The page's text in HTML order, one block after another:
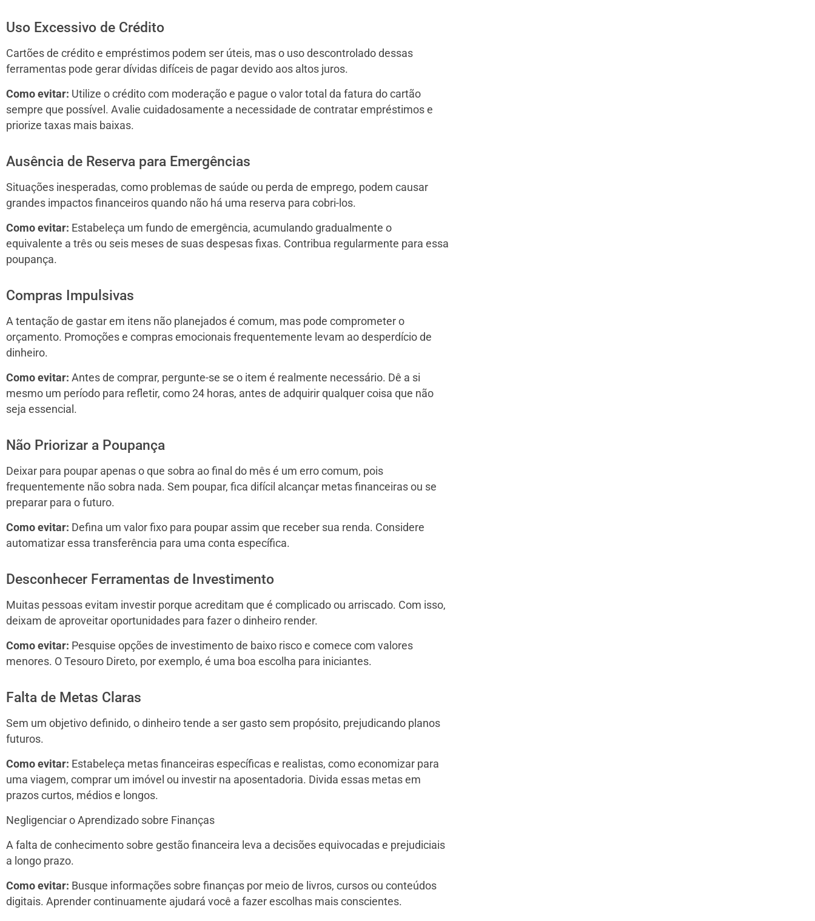
Uso Excessivo de Crédito
Cartões de crédito e empréstimos podem ser úteis, mas o uso descontrolado dessas
ferramentas pode gerar dívidas difíceis de pagar devido aos altos juros.
Como evitar: Utilize o crédito com moderação e pague o valor total da fatura do cartão
sempre que possível. Avalie cuidadosamente a necessidade de contratar empréstimos e
priorize taxas mais baixas.
Ausência de Reserva para Emergências
Situações inesperadas, como problemas de saúde ou perda de emprego, podem causar
grandes impactos financeiros quando não há uma reserva para cobri-los.
Como evitar: Estabeleça um fundo de emergência, acumulando gradualmente o
equivalente a três ou seis meses de suas despesas fixas. Contribua regularmente para essa
poupança.
Compras Impulsivas
A tentação de gastar em itens não planejados é comum, mas pode comprometer o
orçamento. Promoções e compras emocionais frequentemente levam ao desperdício de
dinheiro.
Como evitar: Antes de comprar, pergunte-se se o item é realmente necessário. Dê a si
mesmo um período para refletir, como 24 horas, antes de adquirir qualquer coisa que não
seja essencial.
Não Priorizar a Poupança
Deixar para poupar apenas o que sobra ao final do mês é um erro comum, pois
frequentemente não sobra nada. Sem poupar, fica difícil alcançar metas financeiras ou se
preparar para o futuro.
Como evitar: Defina um valor fixo para poupar assim que receber sua renda. Considere
automatizar essa transferência para uma conta específica.
Desconhecer Ferramentas de Investimento
Muitas pessoas evitam investir porque acreditam que é complicado ou arriscado. Com isso,
deixam de aproveitar oportunidades para fazer o dinheiro render.
Como evitar: Pesquise opções de investimento de baixo risco e comece com valores
menores. O Tesouro Direto, por exemplo, é uma boa escolha para iniciantes.
Falta de Metas Claras
Sem um objetivo definido, o dinheiro tende a ser gasto sem propósito, prejudicando planos
futuros.
Como evitar: Estabeleça metas financeiras específicas e realistas, como economizar para
uma viagem, comprar um imóvel ou investir na aposentadoria. Divida essas metas em
prazos curtos, médios e longos.
Negligenciar o Aprendizado sobre Finanças
A falta de conhecimento sobre gestão financeira leva a decisões equivocadas e prejudiciais
a longo prazo.
Como evitar: Busque informações sobre finanças por meio de livros, cursos ou conteúdos
digitais. Aprender continuamente ajudará você a fazer escolhas mais conscientes.